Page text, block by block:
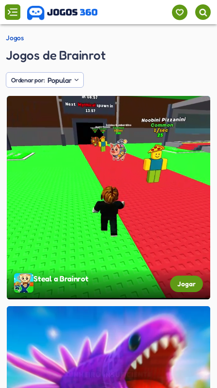
Jogos
Jogos de Brainrot
Ordenar por: Popular
Steal a Brainrot
Jogar